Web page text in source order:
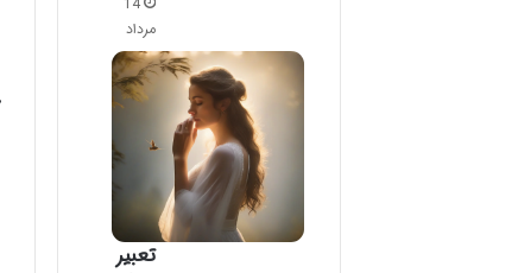
مرداد
تعبیر